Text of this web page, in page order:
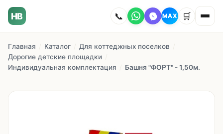
HB 📞 MAX 🛒
Главная
Главная Каталог Для коттеджных поселков
Дорогие детские площадки
Индивидуальная комплектация
Башня "ФОРТ" - 1,50м.